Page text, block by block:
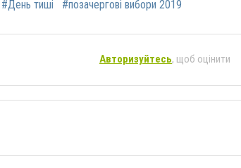
#День тиші #позачергові вибори 2019
Авторизуйтесь, щоб оцінити